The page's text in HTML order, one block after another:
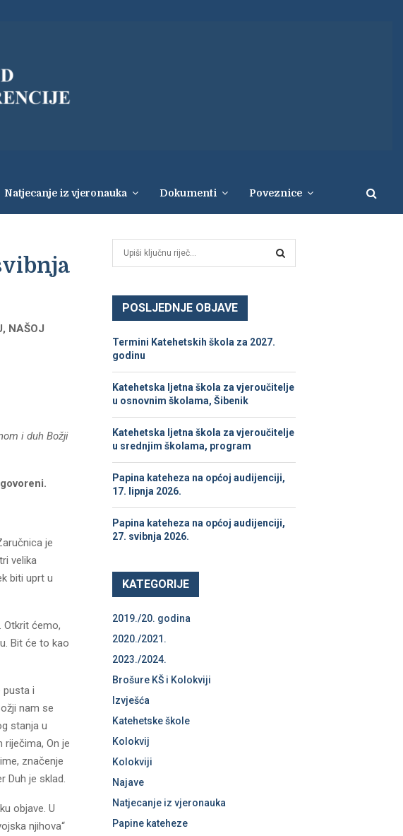
Natjecanje iz vjeronauka Dokumenti Poveznice
NAŠOJ
i duh Božji
je
velika
biti uprt u
Otkrit ćemo,
Bit će to kao
pusta i
nam se
stanja u
On je
značenje
Duh je sklad.
objave. U
njihova“
h
r
C
POSLJEDNJE OBJAVE
Termini Katehetskih škola za 2027.
godinu
Katehetska ljetna škola za vjeroučitelje
u osnovnim školama, Šibenik
Katehetska ljetna škola za vjeroučitelje
u srednjim školama, program
Papina kateheza na općoj audijenciji,
17. lipnja 2026.
Papina kateheza na općoj audijenciji,
27. svibnja 2026.
KATEGORIJE
2019./20. godina
2020./2021.
2023./2024.
Brošure KŠ i Kolokviji
Izvješća
Katehetske škole
Kolokvij
Kolokviji
Najave
Natjecanje iz vjeronauka
Papine kateheze